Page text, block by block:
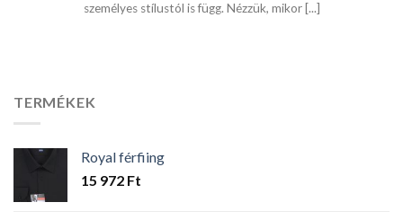
személyes stílustól is függ. Nézzük, mikor [...]
TERMÉKEK
Royal férfiing
15 972 Ft